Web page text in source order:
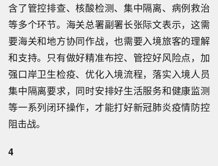
含了管控排查、核酸检测、集中隔离、病例救治
等多个环节。海关总署副署长张际文表示，这需
要海关和地方协同作战，也需要入境旅客的理解
和支持。只有做好精准布控、管控好风险点，加
强口岸卫生检疫、优化入境流程，落实入境人员
集中隔离要求，同时安排好生活服务和健康监测
等一系列闭环操作，才能打好新冠肺炎疫情防控
阻击战。
4